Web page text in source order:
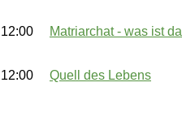
12:00 Matriarchat - was ist
12:00 Quell des Lebens